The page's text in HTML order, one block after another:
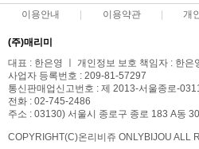
이용안내 이용약관 개
(주)매리미
대표 : 한은영 ㅣ 개인정보 보호 책임자 : 한은
사업자 등록번호 : 209-81-57297
통신판매업신고번호 : 제 2013-서울종로-
전화 : 02-745-2486
주소 : 03130) 서울시 종로구 종로 183 A동
COPYRIGHT(C)온리비쥬 ONLYBIJOU ALL